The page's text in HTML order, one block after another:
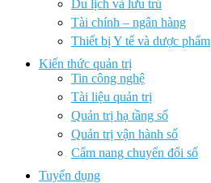
Du lịch và lưu trú
Tài chính – ngân hàng
Thiết bị Y tế và dược phẩm
Kiến thức quản trị
Tin công nghệ
Tài liệu quản trị
Quản trị hạ tầng số
Quản trị vận hành số
Cẩm nang chuyển đổi số
Tuyển dụng